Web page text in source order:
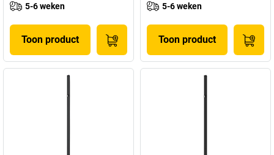
5-6 weken
Toon product
5-6 weken
Toon product